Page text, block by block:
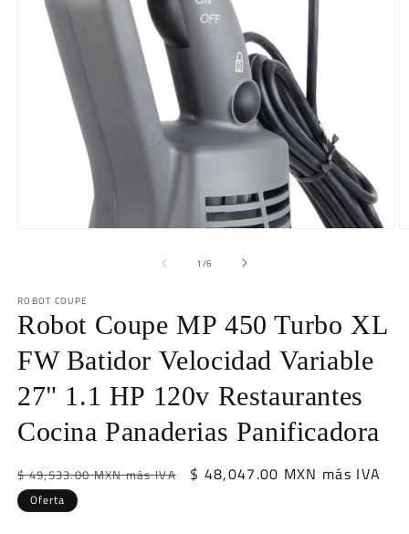
una
ventana
modal
1 /de
6
ROBOT COUPE
Robot Coupe MP 450 Turbo XL
FW Batidor Velocidad Variable
27" 1.1 HP 120v Restaurantes
Cocina Panaderias Panificadora
Precio
habitual
$ 49,533.00 MXN más IVA
Precio
$ 48,047.00 MXN más IVA
Oferta